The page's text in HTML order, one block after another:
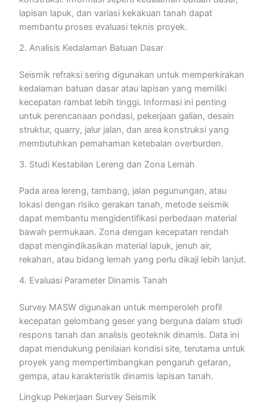
lapisan lapuk, dan variasi kekakuan tanah dapat
membantu proses evaluasi teknis proyek.
2. Analisis Kedalaman Batuan Dasar
Seismik refraksi sering digunakan untuk memperkirakan
kedalaman batuan dasar atau lapisan yang memiliki
kecepatan rambat lebih tinggi. Informasi ini penting
untuk perencanaan pondasi, pekerjaan galian, desain
struktur, quarry, jalur jalan, dan area konstruksi yang
membutuhkan pemahaman ketebalan overburden.
3. Studi Kestabilan Lereng dan Zona Lemah
Pada area lereng, tambang, jalan pegunungan, atau
lokasi dengan risiko gerakan tanah, metode seismik
dapat membantu mengidentifikasi perbedaan material
bawah permukaan. Zona dengan kecepatan rendah
dapat mengindikasikan material lapuk, jenuh air,
rekahan, atau bidang lemah yang perlu dikaji lebih lanjut.
4. Evaluasi Parameter Dinamis Tanah
Survey MASW digunakan untuk memperoleh profil
kecepatan gelombang geser yang berguna dalam studi
respons tanah dan analisis geoteknik dinamis. Data ini
dapat mendukung penilaian kondisi site, terutama untuk
proyek yang mempertimbangkan pengaruh getaran,
gempa, atau karakteristik dinamis lapisan tanah.
Lingkup Pekerjaan Survey Seismik